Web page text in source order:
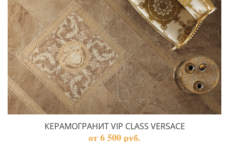
КЕРАМОГРАНИТ VIP CLASS VERSACE
от 6 500 руб.